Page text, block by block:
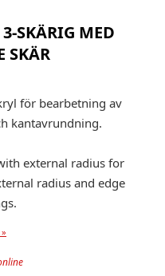
SKÄRIG MED
SKÄR
för bearbetning av
kantavrundning.
external radius for
radius and edge